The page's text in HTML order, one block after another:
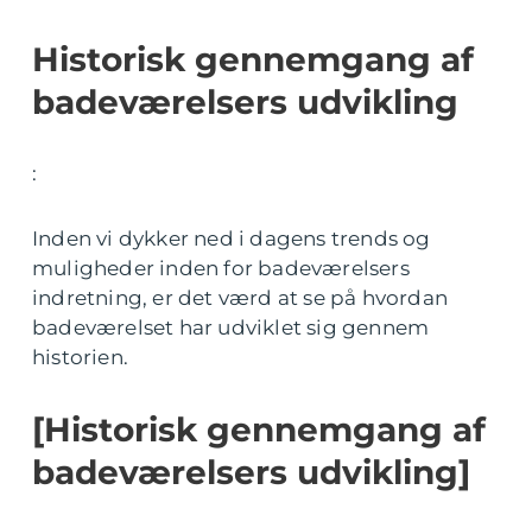
Historisk gennemgang af
badeværelsers udvikling
:
Inden vi dykker ned i dagens trends og
muligheder inden for badeværelsers
indretning, er det værd at se på hvordan
badeværelset har udviklet sig gennem
historien.
[Historisk gennemgang af
badeværelsers udvikling]